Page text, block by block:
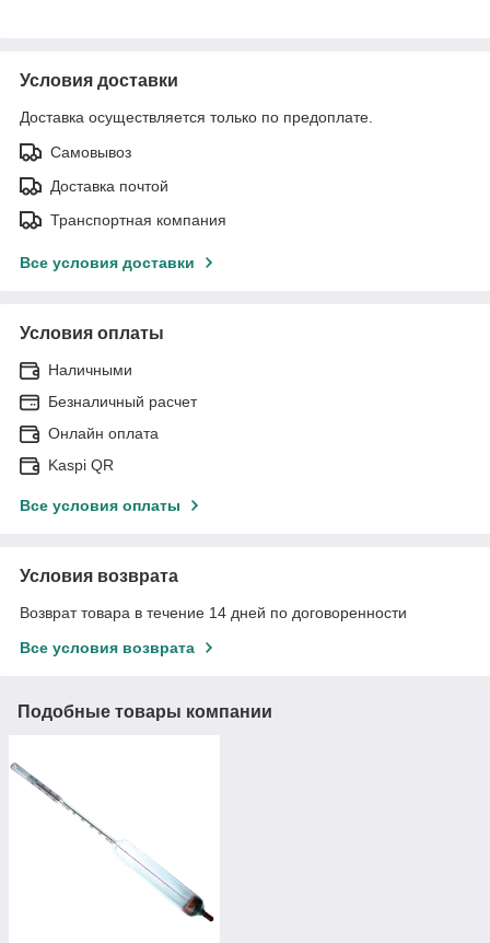
Условия доставки
Доставка осуществляется только по предоплате.
Самовывоз
Доставка почтой
Транспортная компания
Все условия доставки
Условия оплаты
Наличными
Безналичный расчет
Онлайн оплата
Kaspi QR
Все условия оплаты
Условия возврата
Возврат товара в течение 14 дней по договоренности
Все условия возврата
Подобные товары компании